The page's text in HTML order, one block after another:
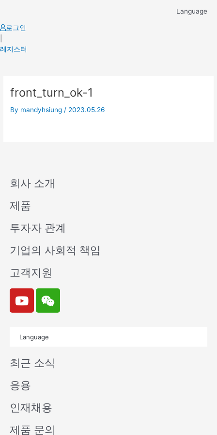
content
Language
로그인
레지스터
front_turn_ok-1
By mandyhsiung / 2023.05.26
회사 소개
제품
투자자 관계
기업의 사회적 책임
고객지원
Y
o
u
e
W
e
i
n
Language
최근 소식
응용
인재채용
제품 문의